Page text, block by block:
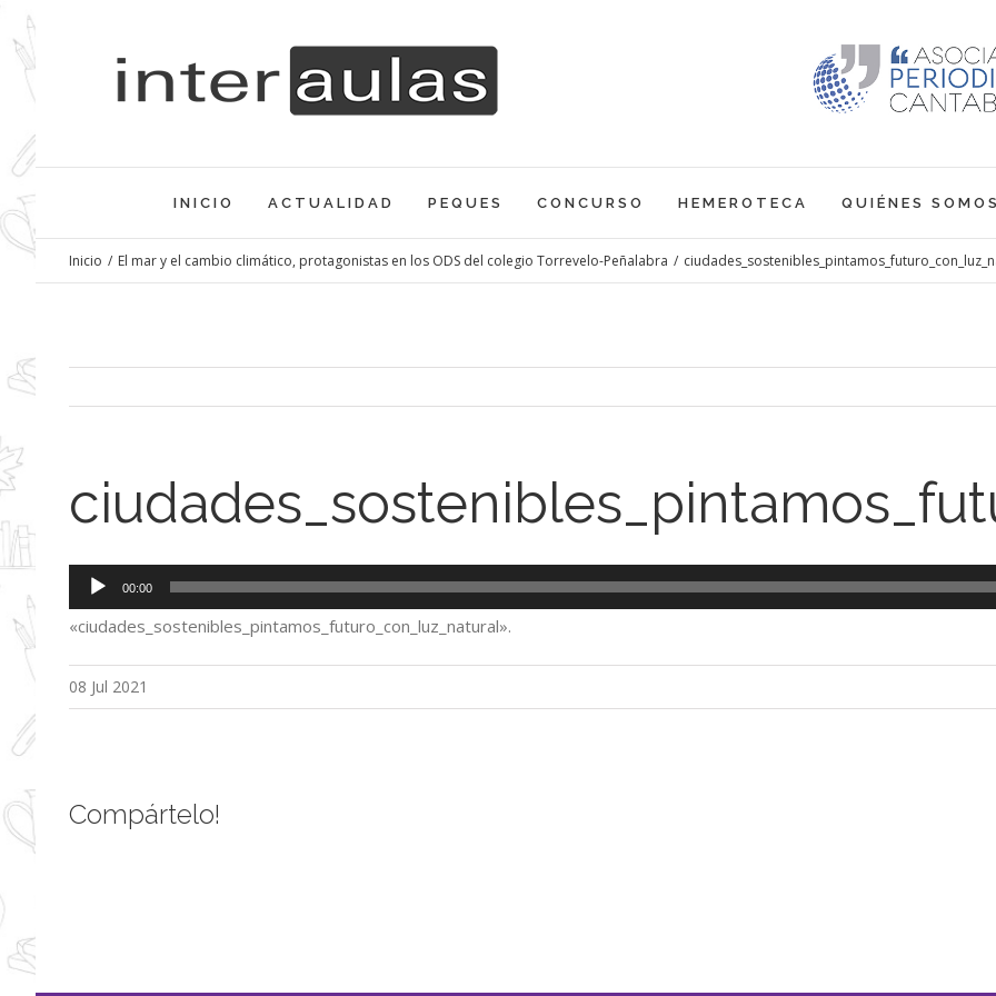
Saltar
INICIO ACTUALIDAD PEQUES CONCURSO HEMEROTECA QUIÉNES SOMOS
Inicio / El mar y el cambio climático, protagonistas en los ODS del colegio Torrevelo-Peñalabra /
Reproductor
de
00:00
«ciudades_sostenibles_pintamos_futuro_con_luz_natural».
08 Jul 2021
Compártelo!